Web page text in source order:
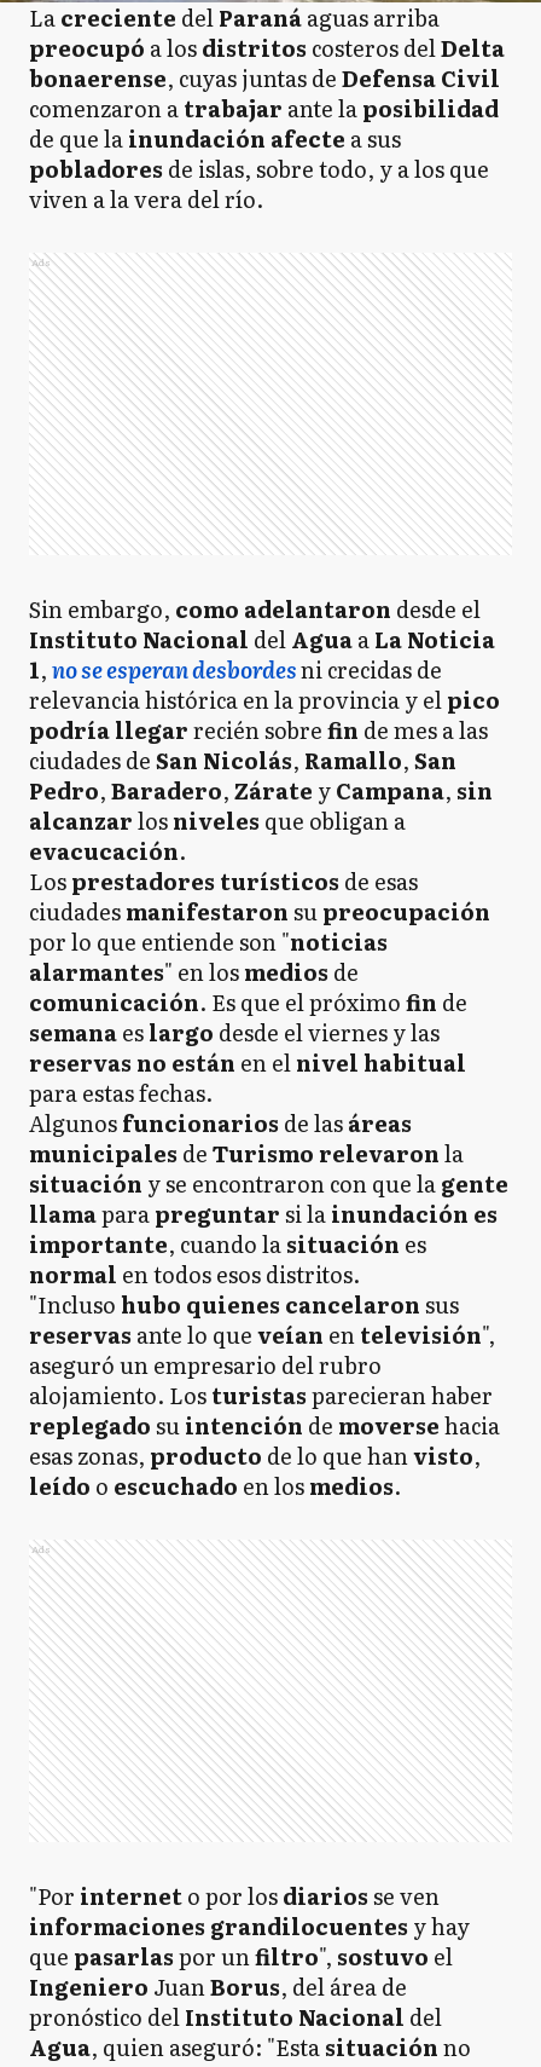
Lacreciente delParanáaguas arriba
preocupó a losdistritos costeros delDelta
bonaerense, cuyas juntas deDefensa Civil
comenzaron atrabajar ante laposibilidad
de que lainundación afecte a sus
pobladores de islas, sobre todo, y a los que
viven a la vera del río.
Ads
Sin embargo, como adelantaron desde el
Instituto Nacional delAguaaLa Noticia
1,no se esperan desbordesni crecidas de
relevancia histórica en la provincia y elpico
podría llegarrecién sobrefin de mes a las
ciudades deSan Nicolás, Ramallo,San
Pedro,Baradero,Zárate yCampana, sin
alcanzarlosniveles que obligan a
evacucación.
Losprestadores turísticos de esas
ciudadesmanifestaronsupreocupación
por lo que entiende son "noticias
alarmantes" en losmedios de
comunicación. Es que el próximofin de
semanaeslargo desde el viernes y las
reservas no están en elnivel habitual
para estas fechas.
Algunosfuncionarios de lasáreas
municipales deTurismo relevaronla
situación y se encontraron con que lagente
llamaparapreguntarsi lainundación es
importante, cuando lasituación es
normal en todos esos distritos.
"Incluso hubo quienes cancelaronsus
reservas ante lo queveían entelevisión",
aseguró un empresario del rubro
alojamiento. Losturistasparecieran haber
replegadosuintención de moversehacia
esas zonas, producto de lo que hanvisto,
leído o escuchado en losmedios.
Ads
"Por interneto por losdiariosse ven
informaciones grandilocuentes y hay
que pasarlaspor unfiltro", sostuvo el
Ingeniero JuanBorus, del área de
pronóstico delInstituto Nacional del
Agua, quien aseguró: "Estasituaciónno